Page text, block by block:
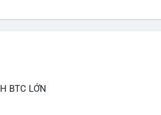
BTC LỚN